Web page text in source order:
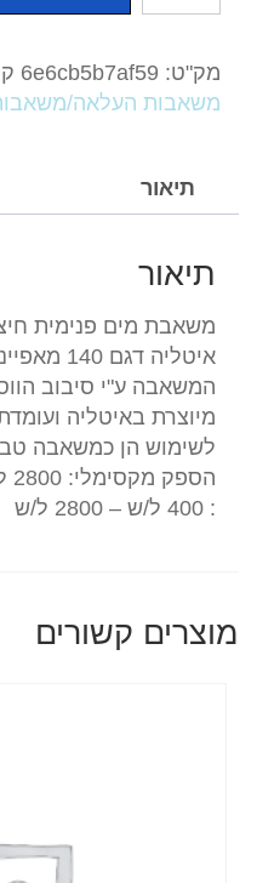
140
מק"ט: 6e6cb5b7af59
משאבות העלאה/
תיאור
תיאור
איטליה
המשאבה ע"י סיבוב
מיוצרת באיטליה
לשימוש הן כמשאבה
: 400 ל/ש – 2800 ל/ש
מוצרים קשורים